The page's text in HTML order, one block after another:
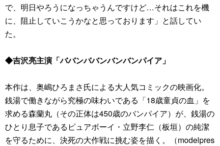
で、明日やろうになっちゃうんですけど…それはこれを機
に、阻止していこうかなと思っております」と話してい
た。
◆吉沢亮主演「ババンババンバンバンパイア」
本作は、奥嶋ひろまさ氏による大人気コミックの映画化。
銭湯で働きながら究極の味わいである「18歳童貞の血」を
求める森蘭丸（その正体は450歳のバンパイア）が、銭湯の
ひとり息子であるピュアボーイ・立野李仁（板垣）の純潔
を守るために、決死の大作戦に挑む姿を描く。（modelpres